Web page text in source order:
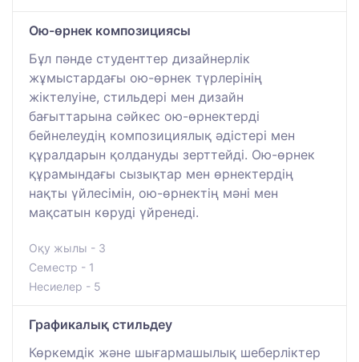
Ою-өрнек композициясы
Бұл пәнде студенттер дизайнерлік
жұмыстардағы ою-өрнек түрлерінің
жіктелуіне, стильдері мен дизайн
бағыттарына сәйкес ою-өрнектерді
бейнелеудің композициялық әдістері мен
құралдарын қолдануды зерттейді. Ою-өрнек
құрамындағы сызықтар мен өрнектердің
нақты үйлесімін, ою-өрнектің мәні мен
мақсатын көруді үйренеді.
Оқу жылы - 3
Семестр - 1
Несиелер - 5
Графикалық стильдеу
Көркемдік және шығармашылық шеберліктер